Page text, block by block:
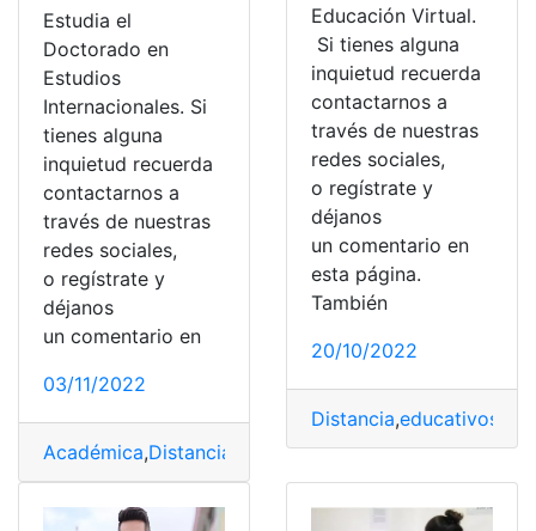
Estudia el
Doctorado en
Estudios
Internacionales. Si
tienes alguna
inquietud recuerda
contactarnos a
través de nuestras
redes sociales,
o regístrate y
déjanos
un comentario en
03/11/2022
Académica,Distancia Doctorado,estudio,Titulación
Educación Virtual.
Si tienes alguna
inquietud recuerda
contactarnos a
través de nuestras
redes sociales,
o regístrate y
déjanos
un comentario en
esta página.
También
20/10/2022
Distancia,educativos